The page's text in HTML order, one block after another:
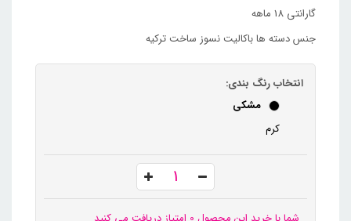
گارانتی 18 ماهه
جنس دسته ها باکالیت نسوز ساخت ترکیه
انتخاب رنگ بندی:
مشکی
کرم